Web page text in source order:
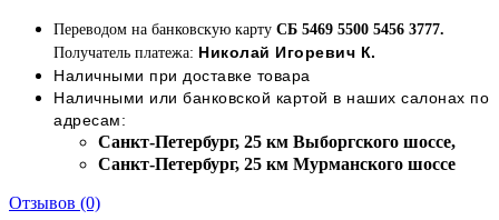
Переводом на банковскую карту СБ 5469 5500 5456 3777.
Получатель платежа: Николай Игоревич К.
Наличными при доставке товара
Наличными или банковской картой в наших салонах по
адресам:
Cанкт-Петербург, 25 км Выборгского шоссе,
Cанкт-Петербург, 25 км Мурманского шоссе
Отзывов (0)